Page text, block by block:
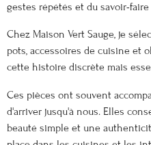
gestes répétés et du savoir-
Chez Maison Vert Sauge, je
pots, accessoires de cuisine et
cette histoire discrète mais
Ces pièces ont souvent
d'arriver jusqu'à nous. Elles
beauté simple et une